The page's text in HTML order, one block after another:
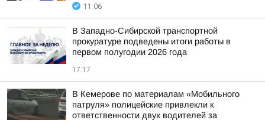
11:06
В Западно-Сибирской транспортной
прокуратуре подведены итоги работы в
первом полугодии 2026 года
17:17
В Кемерове по материалам «Мобильного
патруля» полицейские привлекли к
ответственности двух водителей за